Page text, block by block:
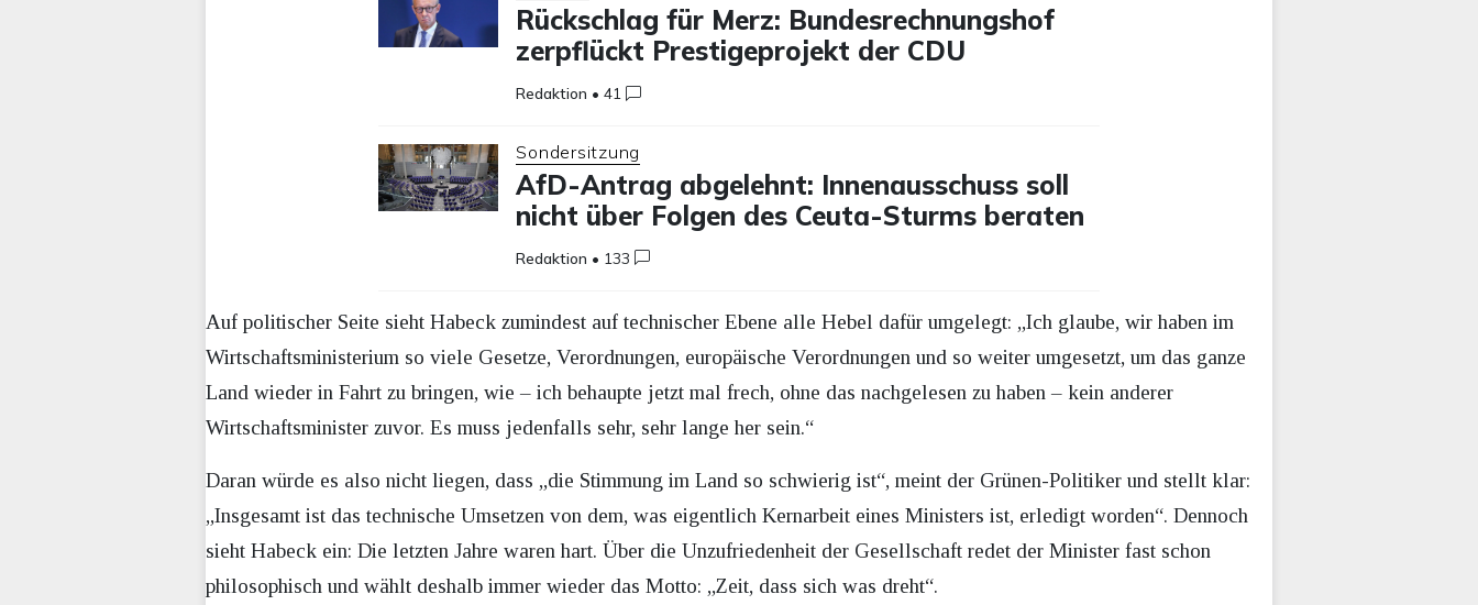
Rückschlag für Merz: Bundesrechnungshof
zerpflückt Prestigeprojekt der CDU
Redaktion •41
Sondersitzung
AfD-Antrag abgelehnt: Innenausschuss soll
nicht über Folgen des Ceuta-Sturms beraten
Redaktion • 133
Auf politischer Seite sieht Habeck zumindest auf technischer Ebene alle Hebel dafür umgelegt: „Ich glaube, wir haben im
Wirtschaftsministerium so viele Gesetze, Verordnungen, europäische Verordnungen und so weiter umgesetzt, um das ganze
Land wieder in Fahrt zu bringen, wie – ich behaupte jetzt mal frech, ohne das nachgelesen zu haben – kein anderer
Wirtschaftsminister zuvor. Es muss jedenfalls sehr, sehr lange her sein.“
Daran würde es also nicht liegen, dass „die Stimmung im Land so schwierig ist“, meint der Grünen-Politiker und stellt klar:
„Insgesamt ist das technische Umsetzen von dem, was eigentlich Kernarbeit eines Ministers ist, erledigt worden“. Dennoch
sieht Habeck ein: Die letzten Jahre waren hart. Über die Unzufriedenheit der Gesellschaft redet der Minister fast schon
philosophisch und wählt deshalb immer wieder das Motto: „Zeit, dass sich was dreht“.